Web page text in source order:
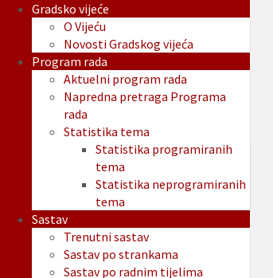
Gradsko vijeće
O Vijeću
Novosti Gradskog vijeća
Program rada
Aktuelni program rada
Napredna pretraga Programa
rada
Statistika tema
Statistika programiranih
tema
Statistika neprogramiranih
tema
Sastav
Trenutni sastav
Sastav po strankama
Sastav po radnim tijelima